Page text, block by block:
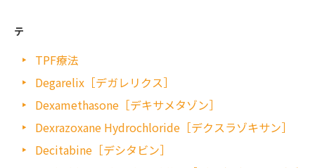
テ
TPF療法
Degarelix［デガレリクス］
Dexamethasone［デキサメタゾン］
Dexrazoxane Hydrochloride［デクスラゾキサン］
Decitabine［デシタビン］